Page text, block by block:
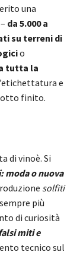
una
da 5.000 a
su terreni di
o
tutta la
e
finito.
di vinoè. Si
moda o nuova
solfiti
più
di curiosità
miti e
tecnico sul